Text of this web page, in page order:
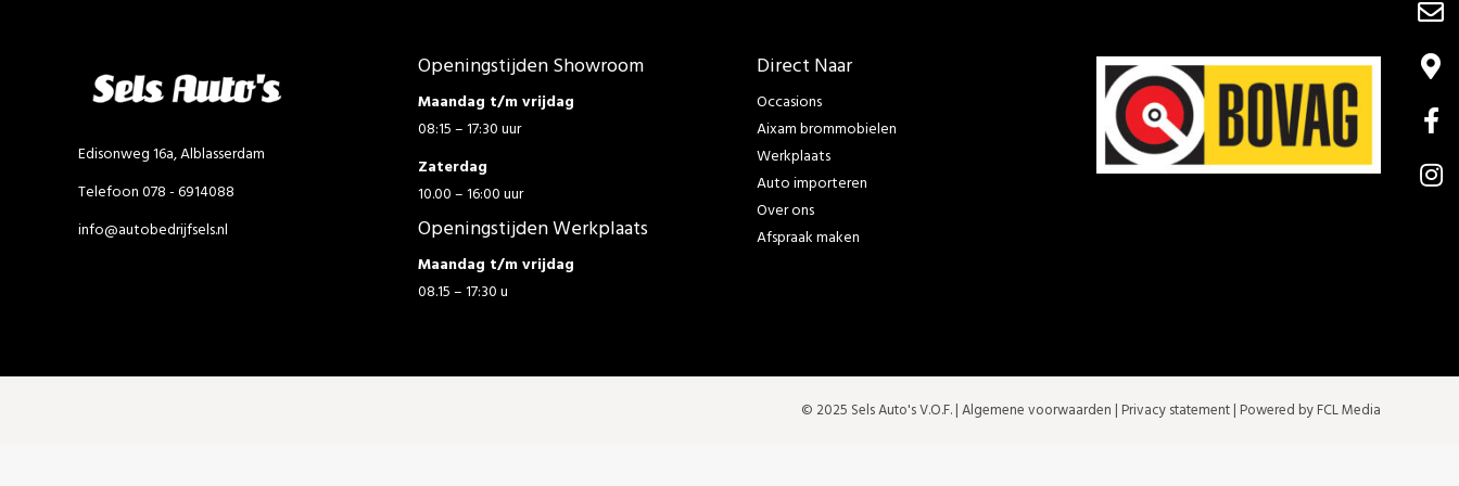
Edisonweg 16a, Alblasserdam
Telefoon 078 - 6914088
info@autobedrijfsels.nl
Openingstijden Showroom
Maandag t/m vrijdag
08:15 – 17:30 uur
Zaterdag
10.00 – 16:00 uur
Openingstijden Werkplaats
Maandag t/m vrijdag
08.15 – 17:30 u
Direct Naar
Occasions
Aixam brommobielen
Werkplaats
Auto importeren
Over ons
Afspraak maken
© 2025 Sels Auto's V.O.F. |Algemene voorwaarden | Privacy statement| Powered by FCL Media